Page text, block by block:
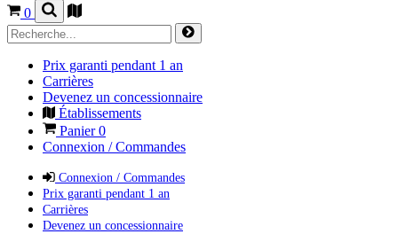
0
Prix garanti pendant 1 an
Carrières
Devenez un concessionnaire
Établissements
Panier0
Connexion / Commandes
Connexion / Commandes
Prix garanti pendant 1 an
Carrières
Devenez un concessionnaire